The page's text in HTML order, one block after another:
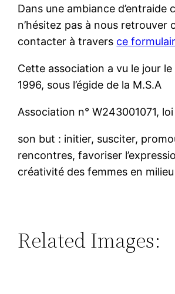
Dans une ambiance d’entraide
n’hésitez pas à nous retrouver
contacter à travers ce
Cette association a vu le jour
1996, sous l’égide de la M.S.A
Association n° W243001071, loi
son but : initier, susciter,
rencontres, favoriser
créativité des femmes en
Related Images: